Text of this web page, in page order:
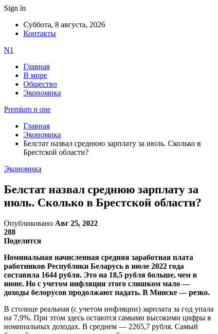
Sign in
Суббота, 8 августа, 2026
Контакты
N1
Главная
В мире
Общество
Экономика
Premium n one
Главная
Экономика
Белстат назвал среднюю зарплату за июль. Сколько в
Брестской области?
Экономика
Белстат назвал среднюю зарплату за
июль. Сколько в Брестской области?
Опубликовано Авг 25, 2022
288
Поделится
Номинальная начисленная средняя заработная плата
работников Республики Беларусь в июле 2022 года
составила 1644 рубля. Это на 18,5 рубля больше, чем в
июне. Но с учетом инфляции этого слишком мало —
доходы белорусов продолжают падать. В Минске — резко.
В столице реальная (с учетом инфляции) зарплата за год упала
на 7,9%. При этом здесь остаются самыми высокими цифры в
номинальных доходах. В среднем — 2265,7 рубля. Самый